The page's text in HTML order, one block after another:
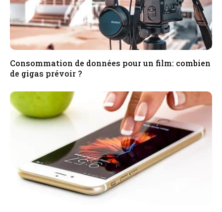
Consommation de données pour un film: combien
de gigas prévoir ?